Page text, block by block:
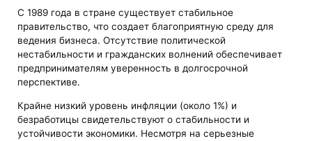
С 1989 года в стране существует стабильное
правительство, что создает благоприятную среду для
ведения бизнеса. Отсутствие политической
нестабильности и гражданских волнений обеспечивает
предпринимателям уверенность в долгосрочной
перспективе.
Крайне низкий уровень инфляции (около 1%) и
безработицы свидетельствуют о стабильности и
устойчивости экономики. Несмотря на серьезные